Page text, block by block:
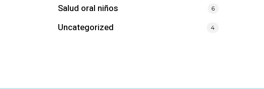
Salud oral niños 6
Uncategorized 4